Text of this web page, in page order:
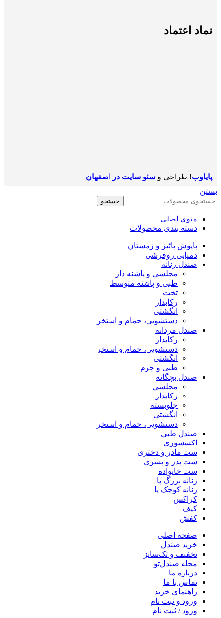
نماد اعتماد
پایاوب! طراحی و سئو سایت در اصفهان
بستن
جستجو
منوی اصلی
دسته بندی محصولات
پاپوش پائیز و زمستان
دمپایی روفرشی
صندل زنانه
مجلسی و پاشنه دار
طبی و پاشنه متوسط
تخت
رکابدار
انگشتی
دستشویی، حمام و استخر
صندل مردانه
رکابدار
دستشویی، حمام و استخر
انگشتی
طبی و چرم
صندل بچگانه
مجلسی
رکابدار
جلوبسته
انگشتی
دستشویی، حمام و استخر
صندل طبی
اکسسوری
ست مادر و دختری
ست پدر و پسری
ست خانواده
زنانه بزرگ پا
زنانه کوچک پا
کراکس
کیف
کفش
صفحه اصلی
خرید صندل
تخفیف و تک‌سایز
مجله صندل‌تو
درباره ما
تماس با ما
راهنمای خرید
ورود و ثبت نام
ورود / ثبت نام